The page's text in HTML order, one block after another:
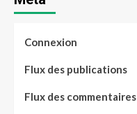
Connexion
Flux des publications
Flux des commentaires